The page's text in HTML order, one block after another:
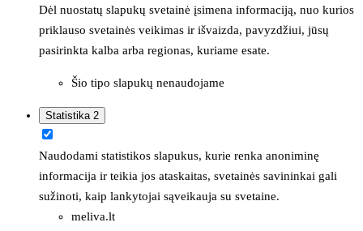
Dėl nuostatų slapukų svetainė įsimena informaciją, nuo kurios
priklauso svetainės veikimas ir išvaizda, pavyzdžiui, jūsų
pasirinkta kalba arba regionas, kuriame esate.
Šio tipo slapukų nenaudojame
Statistika 2
Naudodami statistikos slapukus, kurie renka anoniminę
informacija ir teikia jos ataskaitas, svetainės savininkai gali
sužinoti, kaip lankytojai sąveikauja su svetaine.
meliva.lt